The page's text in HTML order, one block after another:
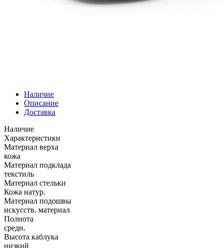
Наличие
Описание
Доставка
Наличие
Характеристики
Материал верха
кожа
Материал подклада
текстиль
Материал стельки
Кожа натур.
Материал подошвы
искусств. материал
Полнота
средн.
Высота каблука
низкий